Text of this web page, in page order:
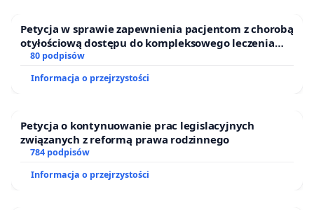
Petycja w sprawie zapewnienia pacjentom z chorobą
otyłościową dostępu do kompleksowego leczenia
oraz programów profilaktycznych.
80 podpisów
Informacja o przejrzystości
Petycja o kontynuowanie prac legislacyjnych
związanych z reformą prawa rodzinnego
784 podpisów
Informacja o przejrzystości